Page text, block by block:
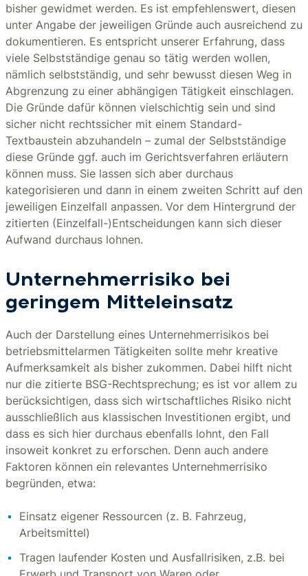
bisher gewidmet werden. Es ist empfehlenswert, diesen
unter Angabe der jeweiligen Gründe auch ausreichend zu
dokumentieren. Es entspricht unserer Erfahrung, dass
viele Selbstständige genau so tätig werden wollen,
nämlich selbstständig, und sehr bewusst diesen Weg in
Abgrenzung zu einer abhängigen Tätigkeit einschlagen.
Die Gründe dafür können vielschichtig sein und sind
sicher nicht rechtssicher mit einem Standard-
Textbaustein abzuhandeln – zumal der Selbstständige
diese Gründe ggf. auch im Gerichtsverfahren erläutern
können muss. Sie lassen sich aber durchaus
kategorisieren und dann in einem zweiten Schritt auf den
jeweiligen Einzelfall anpassen. Vor dem Hintergrund der
zitierten (Einzelfall-)Entscheidungen kann sich dieser
Aufwand durchaus lohnen.
Unternehmerrisiko bei
geringem Mitteleinsatz
Auch der Darstellung eines Unternehmerrisikos bei
betriebsmittelarmen Tätigkeiten sollte mehr kreative
Aufmerksamkeit als bisher zukommen. Dabei hilft nicht
nur die zitierte BSG-Rechtsprechung; es ist vor allem zu
berücksichtigen, dass sich wirtschaftliches Risiko nicht
ausschließlich aus klassischen Investitionen ergibt, und
dass es sich hier durchaus ebenfalls lohnt, den Fall
insoweit konkret zu erforschen. Denn auch andere
Faktoren können ein relevantes Unternehmerrisiko
begründen, etwa:
Einsatz eigener Ressourcen (z. B. Fahrzeug,
Arbeitsmittel)
Tragen laufender Kosten und Ausfallrisiken, z.B. bei